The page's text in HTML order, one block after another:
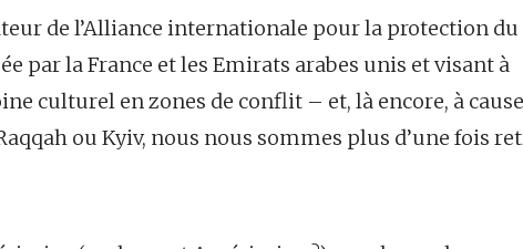
de l’Alliance internationale pour la protection du
par la France et les Emirats arabes unis et visant à
culturel en zones de conflit – et, là encore, à cause
ou Kyiv, nous nous sommes plus d’une fois